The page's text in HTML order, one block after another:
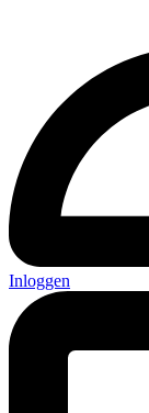
Inloggen